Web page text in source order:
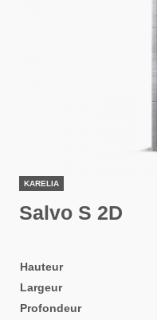
KARELIA
Salvo S 2D
Hauteur
Largeur
Profondeur